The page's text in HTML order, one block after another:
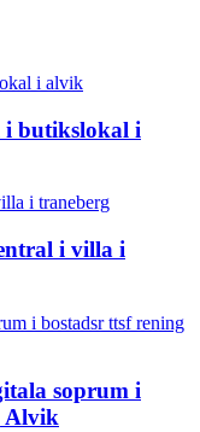
i butikslokal i
i villa i
soprum i
Alvik